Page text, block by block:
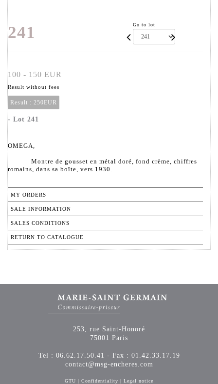
241 Go to lot
100 - 150 EUR
Result without fees
Result : 250EUR
- Lot 241
OMEGA,
Montre de gousset en métal doré, fond crème, chiffres
romains, dans sa boîte, vers 1930.
MY ORDERS
SALE INFORMATION
SALES CONDITIONS
RETURN TO CATALOGUE
253, rue Saint-Honoré
75001 Paris
Tel : 06.62.17.50.41 - Fax : 01.42.33.17.19
contact@msg-encheres.com
GTU | Confidentiality | Legal notice